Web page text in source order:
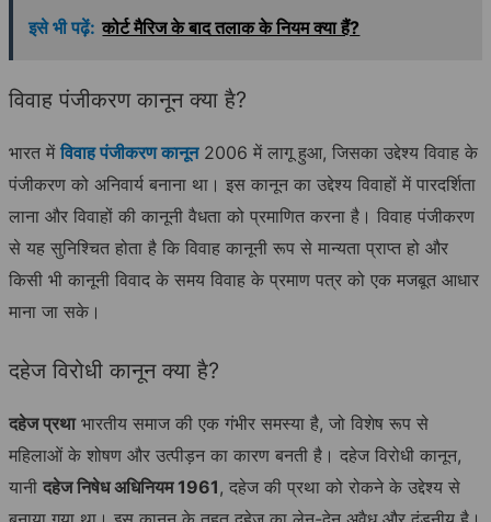
इसे भी पढ़ें: कोर्ट मैरिज के बाद तलाक के नियम क्या हैं?
विवाह पंजीकरण कानून क्या है?
भारत मेंविवाह पंजीकरण कानून2006 में लागू हुआ, जिसका उद्देश्य विवाह के
पंजीकरण को अनिवार्य बनाना था। इस कानून का उद्देश्य विवाहों में पारदर्शिता
लाना और विवाहों की कानूनी वैधता को प्रमाणित करना है। विवाह पंजीकरण
से यह सुनिश्चित होता है कि विवाह कानूनी रूप से मान्यता प्राप्त हो और
किसी भी कानूनी विवाद के समय विवाह के प्रमाण पत्र को एक मजबूत आधार
माना जा सके।
दहेज विरोधी कानून क्या है?
दहेज प्रथाभारतीय समाज की एक गंभीर समस्या है, जो विशेष रूप से
महिलाओं के शोषण और उत्पीड़न का कारण बनती है। दहेज विरोधी कानून,
यानी दहेज निषेध अधिनियम1961, दहेज की प्रथा को रोकने के उद्देश्य से